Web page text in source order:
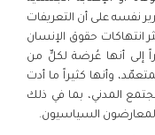
نفسه على أن التعريفات
انتهاكات حقوق الإنسان
إلى أنها عُرضة لكلٍّ من
وأنها كثيراً ما أدت
المدني، بما في ذلك
السياسيون.